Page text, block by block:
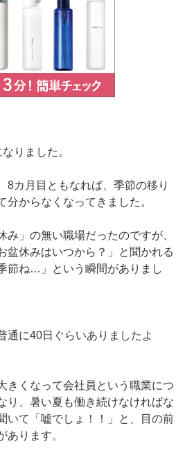
りました。
8カ月目ともなれば、季節の移り
分からなくなってきました。
み」の無い職場だったのですが、
盆休みはいつから？」と聞かれる
節ね…」という瞬間がありまし
通に40日ぐらいありましたよ
きくなって会社員という職業につ
り、暑い夏も働き続けなければな
いて「嘘でしょ！！」と、目の前
あります。